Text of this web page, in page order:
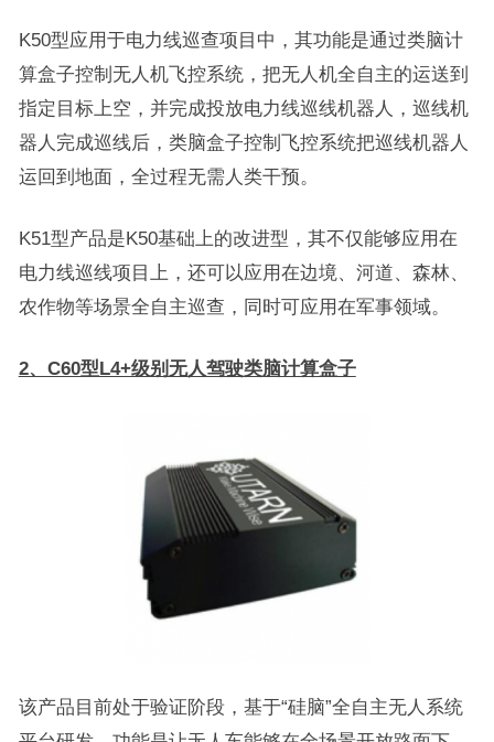
K50型应用于电力线巡查项目中，其功能是通过类脑计
算盒子控制无人机飞控系统，把无人机全自主的运送到
指定目标上空，并完成投放电力线巡线机器人，巡线机
器人完成巡线后，类脑盒子控制飞控系统把巡线机器人
运回到地面，全过程无需人类干预。
K51型产品是K50基础上的改进型，其不仅能够应用在
电力线巡线项目上，还可以应用在边境、河道、森林、
农作物等场景全自主巡查，同时可应用在军事领域。
2、C60型L4+级别无人驾驶类脑计算盒子
该产品目前处于验证阶段，基于“硅脑”全自主无人系统